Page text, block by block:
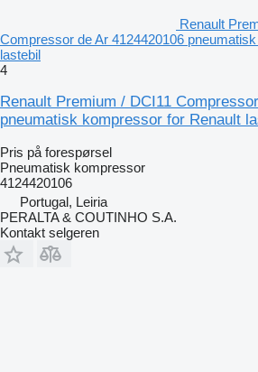
Renault
Compressor de Ar 4124420106
lastebil
4
Renault Premium / DCI11
pneumatisk kompressor for Renault
Pris på forespørsel
Pneumatisk kompressor
4124420106
Portugal, Leiria
PERALTA & COUTINHO S.A.
Kontakt selgeren